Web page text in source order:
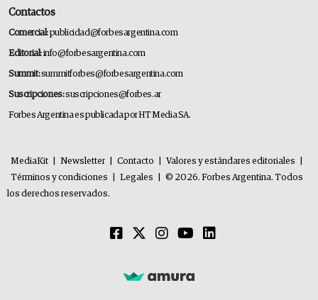
Contactos
Comercial:publicidad@forbesargentina.com
Editorial:info@forbesargentina.com
Summit:summitforbes@forbesargentina.com
Suscripciones:suscripciones@forbes.ar
Forbes Argentina es publicada por HT Media SA.
MediaKit Newsletter Contacto Valores y estándares editoriales
Términos y condiciones
Legales
© 2026. Forbes Argentina. Todos
los derechos reservados.